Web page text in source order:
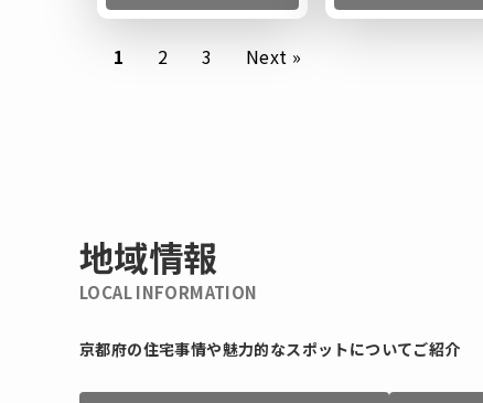
1 2 3 Next »
地域情報
LOCAL INFORMATION
京都府の住宅事情や魅力的なスポットについてご紹介